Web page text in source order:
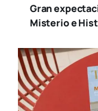
Gran
Misterio e